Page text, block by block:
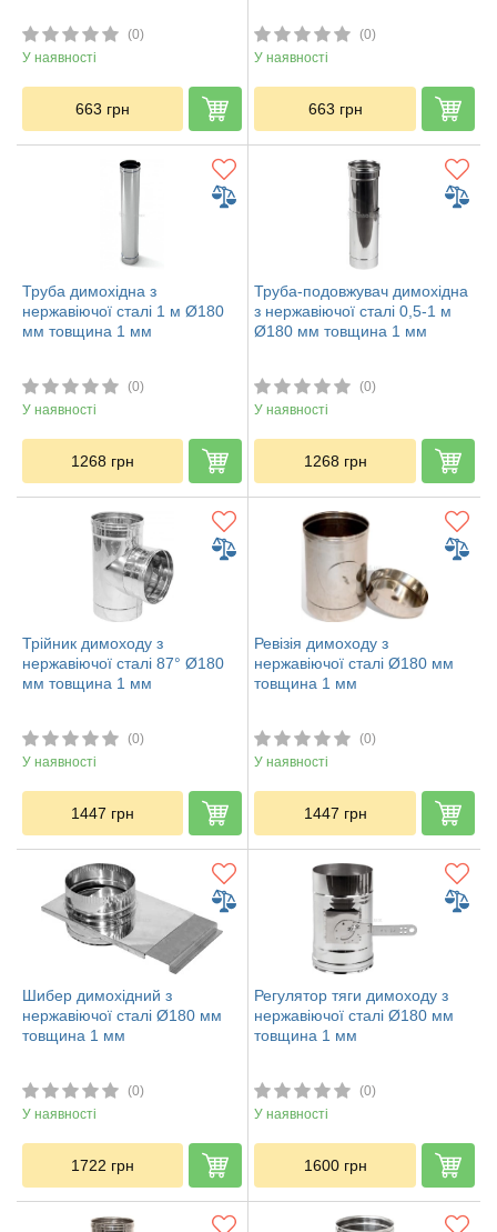
(0)
У наявності
663 грн
(0)
У наявності
663 грн
Труба димохідна з
нержавіючої сталі 1 м Ø180
мм товщина 1 мм
(0)
У наявності
1268 грн
Труба-подовжувач димохідна
з нержавіючої сталі 0,5-1 м
Ø180 мм товщина 1 мм
(0)
У наявності
1268 грн
Трійник димоходу з
нержавіючої сталі 87° Ø180
мм товщина 1 мм
(0)
У наявності
1447 грн
Ревізія димоходу з
нержавіючої сталі Ø180 мм
товщина 1 мм
(0)
У наявності
1447 грн
Шибер димохідний з
нержавіючої сталі Ø180 мм
товщина 1 мм
(0)
У наявності
1722 грн
Регулятор тяги димоходу з
нержавіючої сталі Ø180 мм
товщина 1 мм
(0)
У наявності
1600 грн